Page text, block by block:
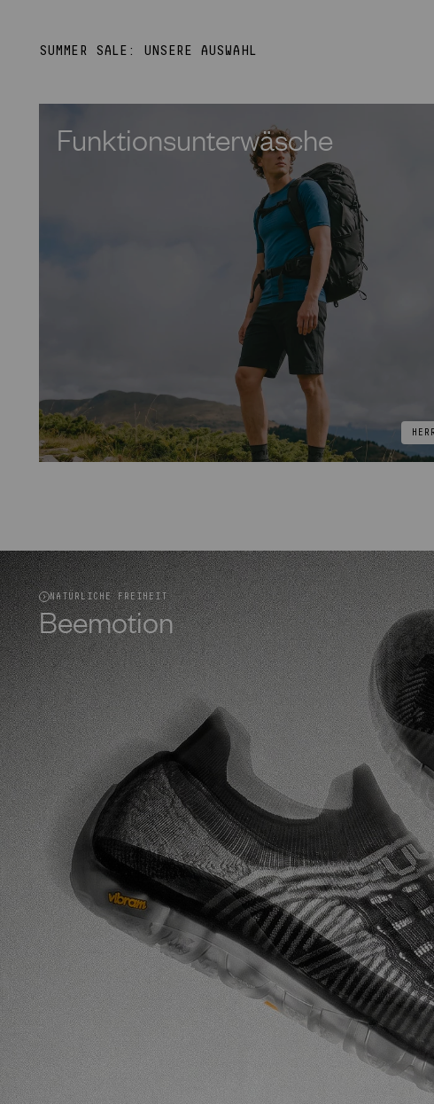
SUMMER SALE: UNSERE AUSWAHL
Funktionsunterwäsche
NATÜRLICHE FREIHEIT
Beemotion